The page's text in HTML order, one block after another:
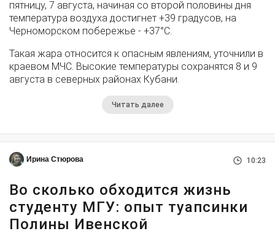
пятницу, 7 августа, начиная со второй половины дня
температура воздуха достигнет +39 градусов, на
Черноморском побережье - +37°­С.
Такая жара относится к опасным явлениям, уточнили в
краевом МЧС. Высокие температуры сохранятся 8 и 9
августа в северных районах Кубани.
Читать далее
Ирина Стюрова 10:23
Во сколько обходится жизнь
студенту МГУ: опыт туапсинки
Полины Ивенской